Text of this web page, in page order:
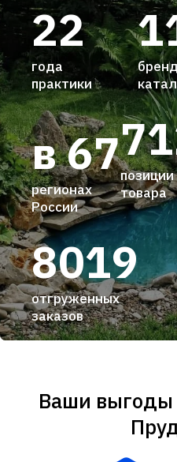
22
года
практики
позиции
товара
8019
отгруженных
заказов
в 67
регионах
России
Ваши выгоды